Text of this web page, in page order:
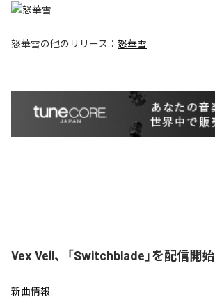
怒華雪の他のリリース： 怒華雪
Vex Veil、「Switchblade」を配信開始
新曲情報